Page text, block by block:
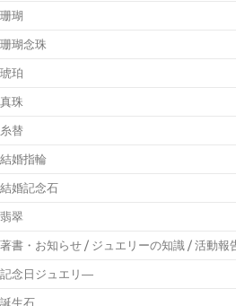
珊瑚
珊瑚念珠
琥珀
真珠
糸替
結婚指輪
結婚記念石
翡翠
著書・お知らせ / ジュエリーの知識 / 活動報
記念日ジュエリ―
誕生石